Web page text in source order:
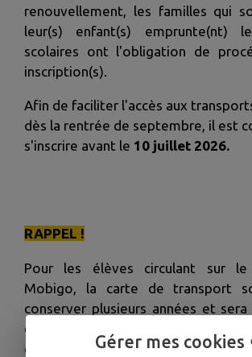
renouvellement, les familles qui
leur(s) enfant(s) emprunte(nt)
scolaires ont l'obligation de
inscription(s).
Afin de faciliter l'accès aux
dès la rentrée de septembre, il est
s'inscrire avant le 10 juillet 2026.
RAPPEL !
Pour les élèves circulant sur le
Mobigo, la carte de transport
conserver plusieurs années et
chaque changement de cycle
élémentaire, collège et lycée). Elle
Gérer mes cookies